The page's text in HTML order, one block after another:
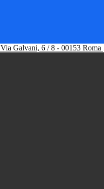
Via Galvani, 6 / 8 - 00153 Roma